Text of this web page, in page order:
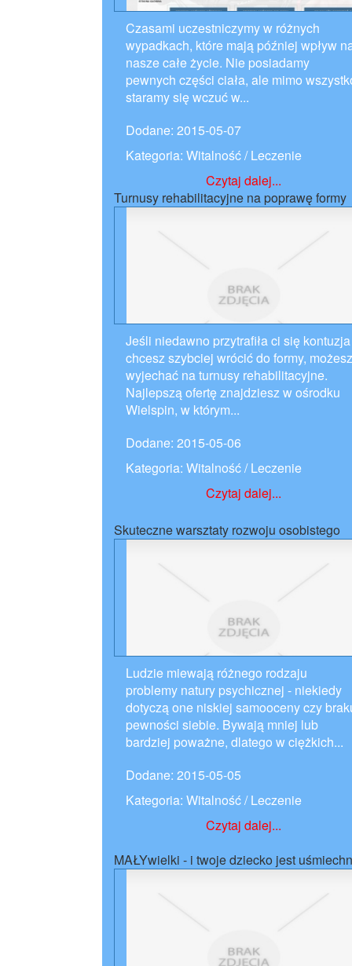
Czasami uczestniczymy w różnych
wypadkach, które mają później wpływ
nasze całe życie. Nie posiadamy
pewnych części ciała, ale mimo
staramy się wczuć w...
Dodane: 2015-05-07
Kategoria: Witalność / Leczenie
Czytaj dalej...
Turnusy rehabilitacyjne na poprawę formy
Jeśli niedawno przytrafiła ci się
chcesz szybciej wrócić do formy, możesz
wyjechać na turnusy rehabilitacyjne.
Najlepszą ofertę znajdziesz w ośrodku
Wielspin, w którym...
Dodane: 2015-05-06
Kategoria: Witalność / Leczenie
Czytaj dalej...
Skuteczne warsztaty rozwoju osobistego
Ludzie miewają różnego rodzaju
problemy natury psychicznej - niekiedy
dotyczą one niskiej samooceny czy
pewności siebie. Bywają mniej lub
bardziej poważne, dlatego w ciężkich...
Dodane: 2015-05-05
Kategoria: Witalność / Leczenie
Czytaj dalej...
MAŁYwielki - i twoje dziecko jest